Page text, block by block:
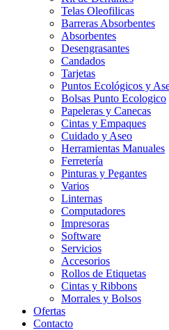
Telas Oleofilicas
Barreras Absorbentes
Absorbentes
Desengrasantes
Candados
Tarjetas
Puntos Ecológicos y
Bolsas Punto Ecologico
Papeleras y Canecas
Cintas y Empaques
Cuidado y Aseo
Herramientas Manuales
Ferretería
Pinturas y Pegantes
Varios
Linternas
Computadores
Impresoras
Software
Servicios
Accesorios
Rollos de Etiquetas
Cintas y Ribbons
Morrales y Bolsos
Ofertas
Contacto